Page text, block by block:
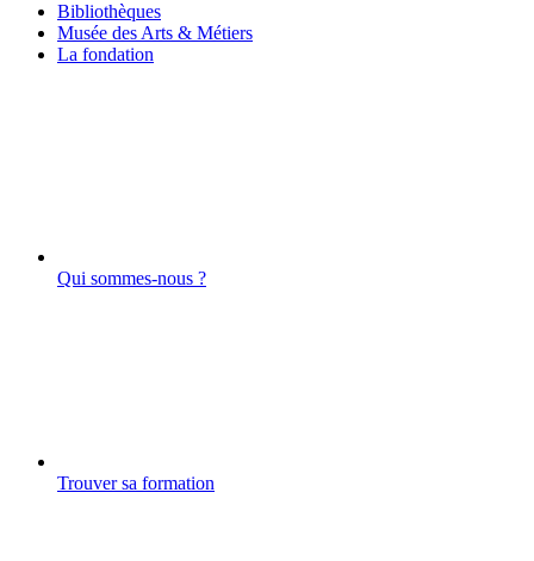
Bibliothèques
Musée des Arts & Métiers
La fondation
Qui sommes-nous ?
Trouver sa formation